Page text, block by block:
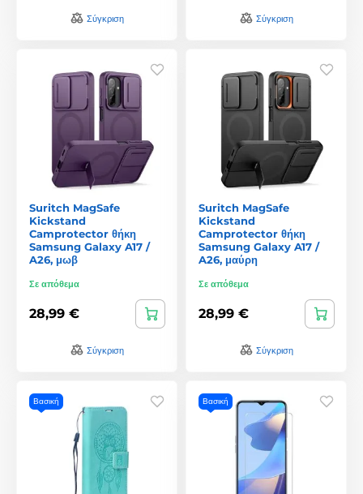
Σύγκριση Σύγκριση
Suritch MagSafe
Kickstand
Camprotector θήκη
Samsung Galaxy A17 /
A26, μωβ
Σε απόθεμα
28,99 €
Σύγκριση
Suritch MagSafe
Kickstand
Camprotector θήκη
Samsung Galaxy A17 /
A26, μαύρη
Σε απόθεμα
28,99 €
Σύγκριση
Βασική Βασική